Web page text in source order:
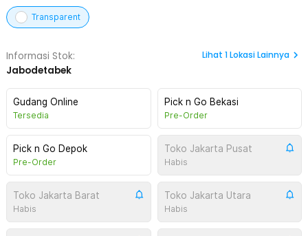
Transparent
Informasi Stok:
Jabodetabek
Lihat 1Lokasi Lainnya
Gudang Online
Tersedia
Pick n Go Bekasi
Pre-Order
Pick n Go Depok
Pre-Order
Toko Jakarta Pusat
Habis
Toko Jakarta Barat
Habis
Toko Jakarta Utara
Habis